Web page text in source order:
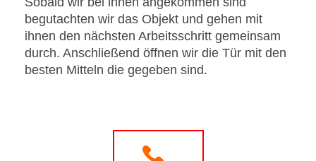
begutachten wir das Objekt und gehen mit
ihnen den nächsten Arbeitsschritt gemeinsam
durch. Anschließend öffnen wir die Tür mit den
besten Mitteln die gegeben sind.